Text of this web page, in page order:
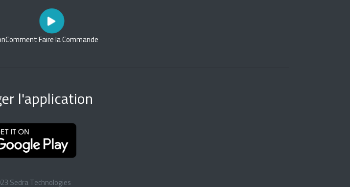
Comment Faire la Commande
l'application
Sedra Technologies